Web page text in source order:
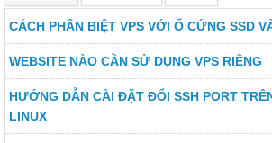
CÁCH PHÂN BIỆT VPS VỚI Ổ CỨNG SSD
WEBSITE NÀO CẦN SỬ DỤNG VPS RIÊNG
HƯỚNG DẪN CÀI ĐẶT ĐỔI SSH PORT
LINUX